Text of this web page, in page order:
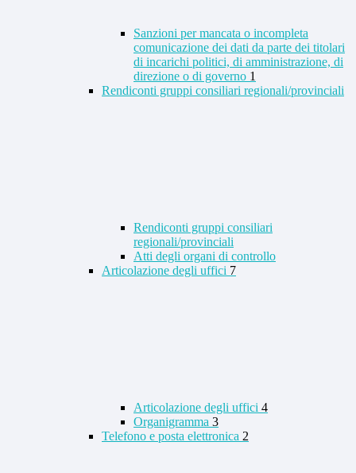
Sanzioni per mancata o incompleta
comunicazione dei dati da parte dei titolari
di incarichi politici, di amministrazione, di
direzione o di governo 1
Rendiconti gruppi consiliari regionali/provinciali
Rendiconti gruppi consiliari
regionali/provinciali
Atti degli organi di controllo
Articolazione degli uffici 7
Articolazione degli uffici 4
Organigramma 3
Telefono e posta elettronica 2